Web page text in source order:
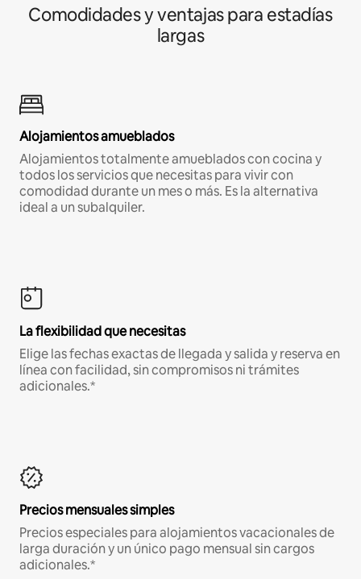
Comodidades y ventajas para estadías
largas
Alojamientos amueblados
Alojamientos totalmente amueblados con cocina y
todos los servicios que necesitas para vivir con
comodidad durante un mes o más. Es la alternativa
ideal a un subalquiler.
La flexibilidad que necesitas
Elige las fechas exactas de llegada y salida y reserva en
línea con facilidad, sin compromisos ni trámites
adicionales.*
Precios mensuales simples
Precios especiales para alojamientos vacacionales de
larga duración y un único pago mensual sin cargos
adicionales.*